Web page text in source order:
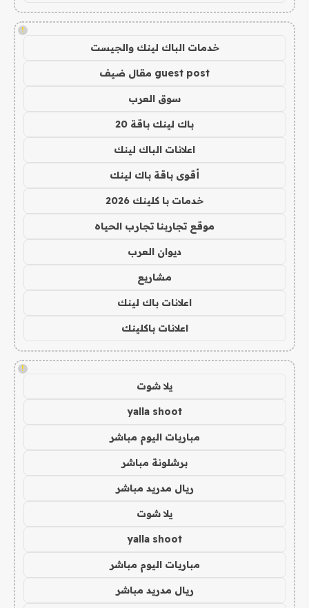
!
خدمات الباك لينك والجيست
guest post مقال ضيف
سوق العرب
باك لينك باقة 20
اعلانات الباك لينك
أقوى باقة باك لينك
خدمات با كلينك 2026
موقع تجاربنا تجارب الحياه
ديوان العرب
مشاريع
اعلانات باك لينك
اعلانات باكلينك
!
يلا شوت
yalla shoot
مباريات اليوم مباشر
برشلونة مباشر
ريال مدريد مباشر
يلا شوت
yalla shoot
مباريات اليوم مباشر
ريال مدريد مباشر